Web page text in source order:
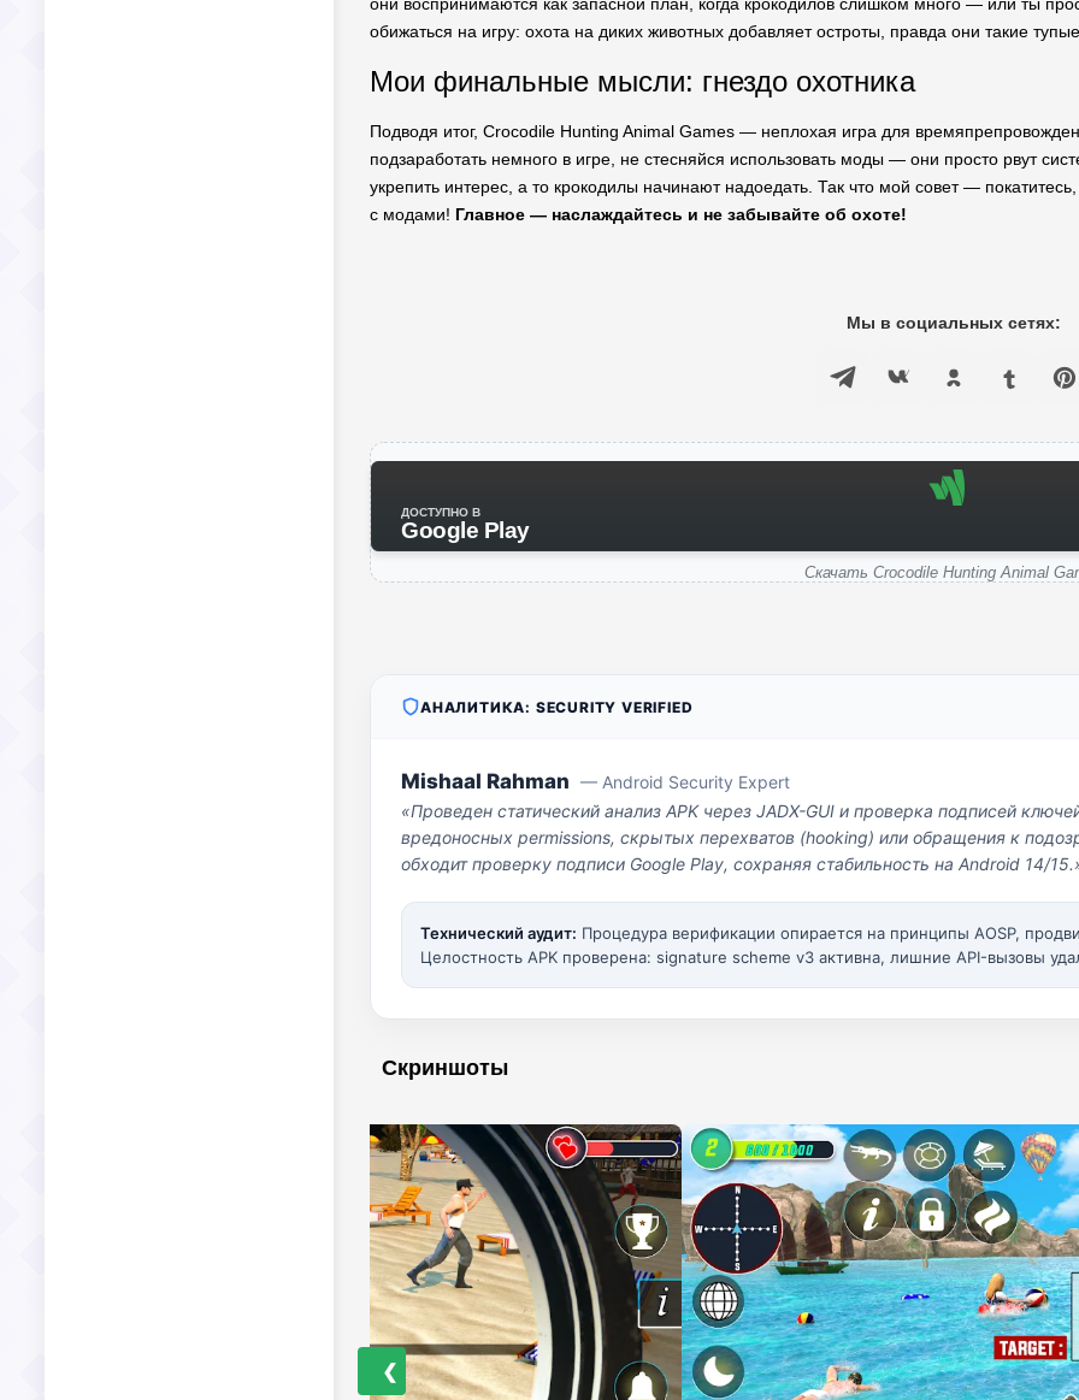
обижаться на игру: охота на диких животных добавляет остроты, правда они такие
Мои финальные мысли: гнездо охотника
Подводя итог, Crocodile Hunting Animal Games — неплохая игра для
подзаработать немного в игре, не стесняйся использовать моды — они просто рвут
укрепить интерес, а то крокодилы начинают надоедать. Так что мой совет —
с модами! Главное — наслаждайтесь и не забывайте об охоте!
Мы в социальных сетях:
ДОСТУПНО В
Google Play
Скачать Crocodile Hunting Animal
АНАЛИТИКА: SECURITY VERIFIED
Mishaal Rahman — Android Security Expert
«Проведен статический анализ APK через JADX-GUI и проверка подписей
вредоносных permissions, скрытых перехватов (hooking) или обращения к
обходит проверку подписи Google Play, сохраняя стабильность на Android 14/
Технический аудит: Процедура верификации опирается на принципы AOSP,
Целостность APK проверена: signature scheme v3 активна, лишние API-вызовы
Скриншоты
❮